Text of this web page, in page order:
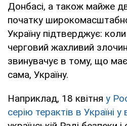
Донбасі, а також майже
початку
Україну підтверджує:
черговий жахливий
звинувачує в тому, що
сама, Україну.
Наприклад, 18 квітня у
серію терактів в Україні